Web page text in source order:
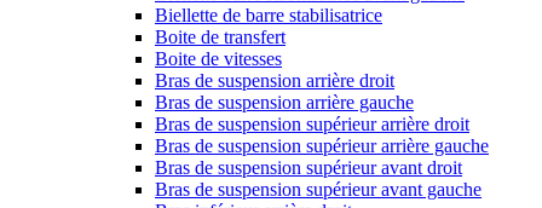
Biellette de barre stabilisatrice
Boite de transfert
Boite de vitesses
Bras de suspension arrière droit
Bras de suspension arrière gauche
Bras de suspension supérieur arrière droit
Bras de suspension supérieur arrière gauche
Bras de suspension supérieur avant droit
Bras de suspension supérieur avant gauche